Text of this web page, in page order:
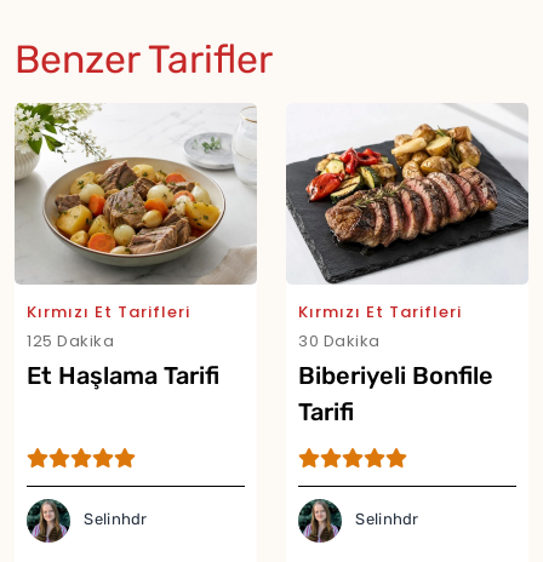
Benzer Tarifler
Kırmızı Et Tarifleri
125 Dakika
Et Haşlama Tarifi
Selinhdr
Kırmızı Et Tarifleri
30 Dakika
Biberiyeli Bonfile
Tarifi
Selinhdr